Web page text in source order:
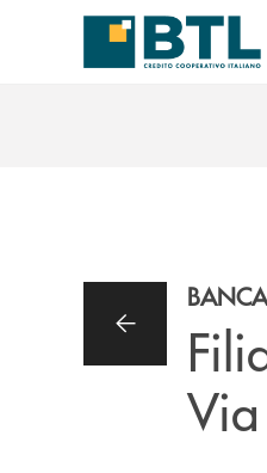
Salta al contenuto principale